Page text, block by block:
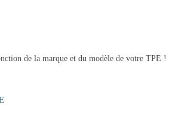
de la marque et du modèle de votre TPE !